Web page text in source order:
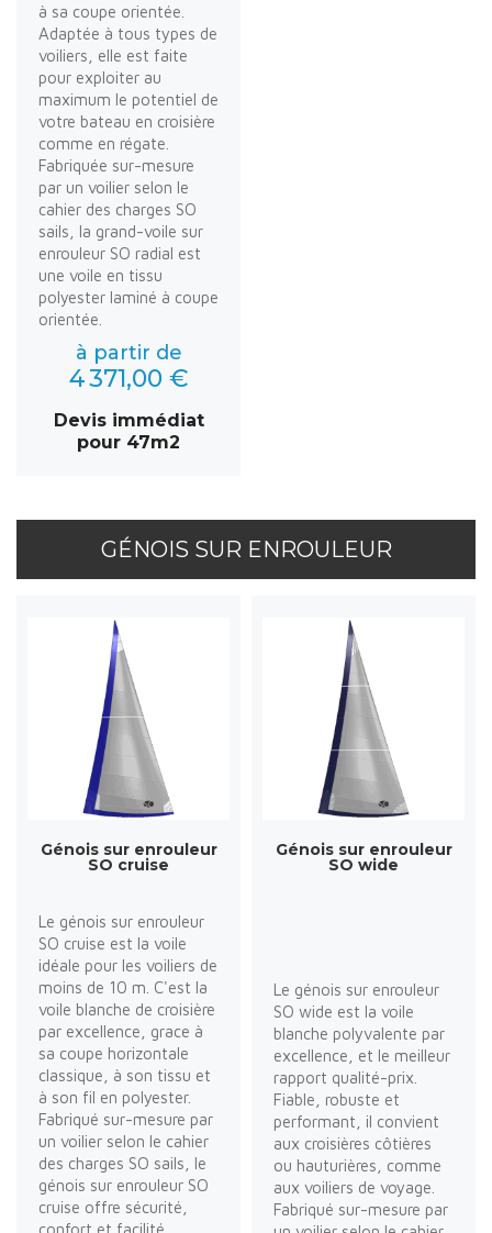
à sa coupe orientée.
Adaptée à tous types de
voiliers, elle est faite
pour exploiter au
maximum le potentiel de
votre bateau en croisière
comme en régate.
Fabriquée sur-mesure
par un voilier selon le
cahier des charges SO
sails, la grand-voile sur
enrouleur SO radial est
une voile en tissu
polyester laminé à coupe
orientée.
à partir de
4 371,00 €
Devis immédiat
pour 47m2
GÉNOIS SUR ENROULEUR
Génois sur enrouleur
SO cruise
Le génois sur enrouleur
SO cruise est la voile
idéale pour les voiliers de
moins de 10 m. C'est la
voile blanche de croisière
par excellence, grace à
sa coupe horizontale
classique, à son tissu et
à son fil en polyester.
Fabriqué sur-mesure par
un voilier selon le cahier
des charges SO sails, le
génois sur enrouleur SO
cruise offre sécurité,
confort et facilité
Génois sur enrouleur
SO wide
Le génois sur enrouleur
SO wide est la voile
blanche polyvalente par
excellence, et le meilleur
rapport qualité-prix.
Fiable, robuste et
performant, il convient
aux croisières côtières
ou hauturières, comme
aux voiliers de voyage.
Fabriqué sur-mesure par